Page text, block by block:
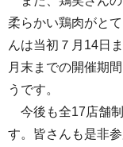
柔らかい鶏肉がと
んは当初７月14日
月末までの開催期
うです。
今後も全17店舗
す。皆さんも是非